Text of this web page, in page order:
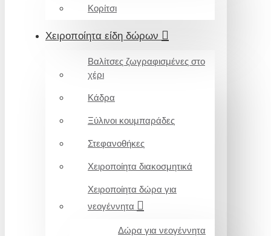
Κορίτσι
Χειροποίητα είδη δώρων
Βαλίτσες ζωγραφισμένες στο
χέρι
Κάδρα
Ξύλινοι κουμπαράδες
Στεφανοθήκες
Χειροποίητα διακοσμητικά
Χειροποίητα δώρα για
νεογέννητα
Δώρα για νεογέννητα